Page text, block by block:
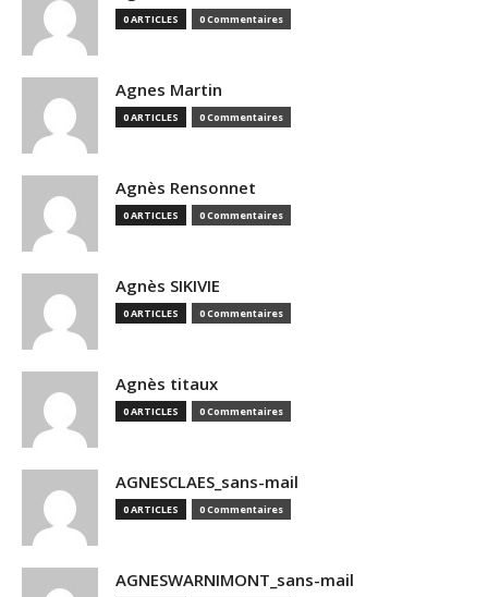
0 ARTICLES 0 Commentaires
Agnes Martin
0 ARTICLES 0 Commentaires
Agnès Rensonnet
0 ARTICLES 0 Commentaires
Agnès SIKIVIE
0 ARTICLES 0 Commentaires
Agnès titaux
0 ARTICLES 0 Commentaires
AGNESCLAES_sans-mail
0 ARTICLES 0 Commentaires
AGNESWARNIMONT_sans-mail